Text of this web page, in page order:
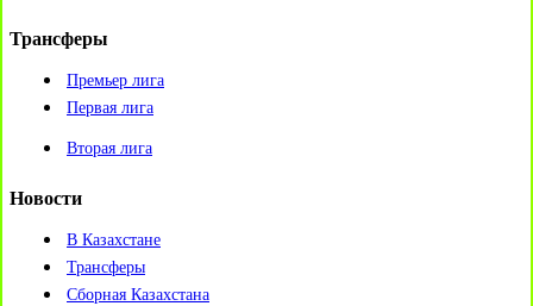
Трансферы
Премьер лига
Первая лига
Вторая лига
Новости
В Казахстане
Трансферы
Сборная Казахстана